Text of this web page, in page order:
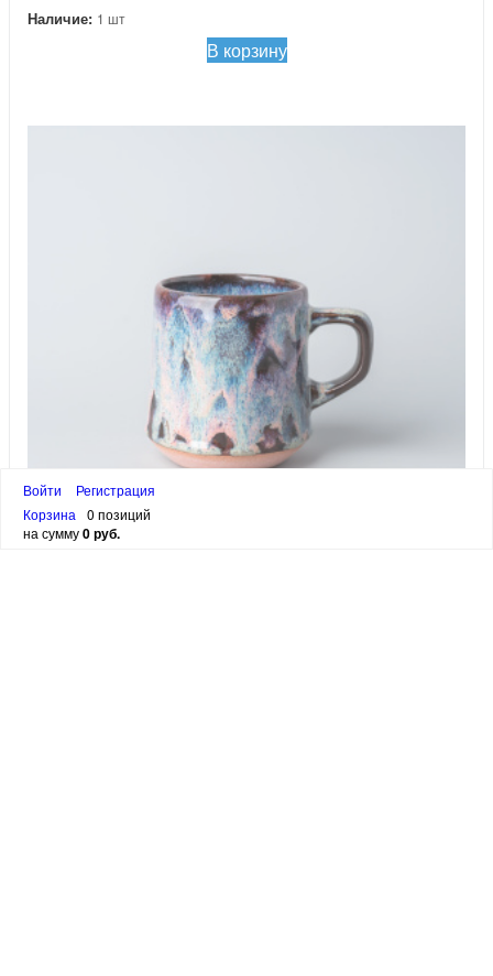
Наличие: 1 шт
В корзину
Войти
Регистрация
Корзина
0 позиций
на сумму0 руб.